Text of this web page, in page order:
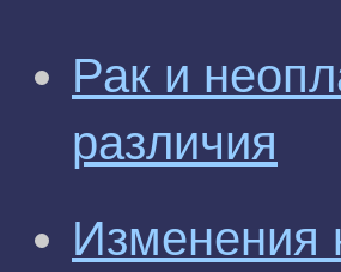
Рак и
различия
Изменения